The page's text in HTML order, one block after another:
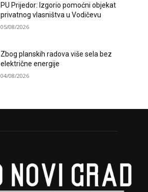
PU Prijedor: Izgorio pomoćni objekat
privatnog vlasništva u Vodičevu
05/08/2026
Zbog planskih radova više sela bez
električne energije
04/08/2026